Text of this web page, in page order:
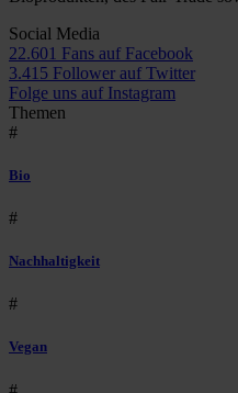
Social Media
22.601 Fans auf Facebook
3.415 Follower auf Twitter
Folge uns auf Instagram
Themen
#
Bio
#
Nachhaltigkeit
#
Vegan